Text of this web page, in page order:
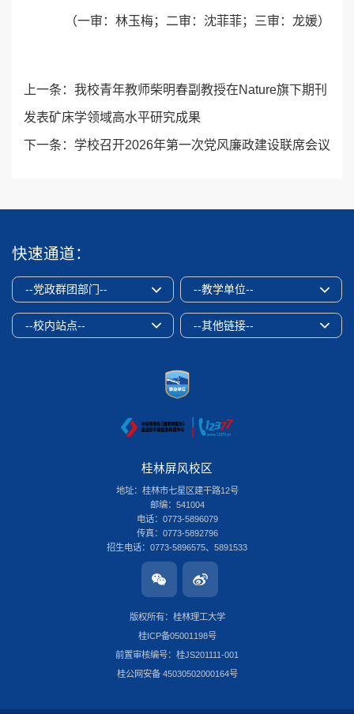
（一审：林玉梅；二审：沈菲菲；三审：龙媛）
上一条： 我校青年教师柴明春副教授在Nature旗下期刊
发表矿床学领域高水平研究成果
下一条： 学校召开2026年第一次党风廉政建设联席会议
快速通道：
--党政群团部门-- --教学单位--
--校内站点-- --其他链接--
桂林屏风校区
地址：桂林市七星区建干路12号
邮编：541004
电话：0773-5896079
传真：0773-5892796
招生电话：0773-5896575、5891533
桂林雁山校区
地址：桂林市雁山区雁山街319号
电话：0773-3696580
传真：0773-8986516
招生电话：0773-3678379
南宁安吉校区
邮编：530001
版权所有：桂林理工大学
桂ICP备05001198号
前置审核编号：桂JS201111-001
桂公网安备 45030502000164号